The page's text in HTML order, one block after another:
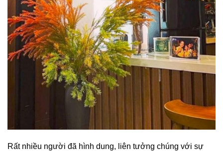
Rất nhiều người đã hình dung, liên tưởng chúng với sự